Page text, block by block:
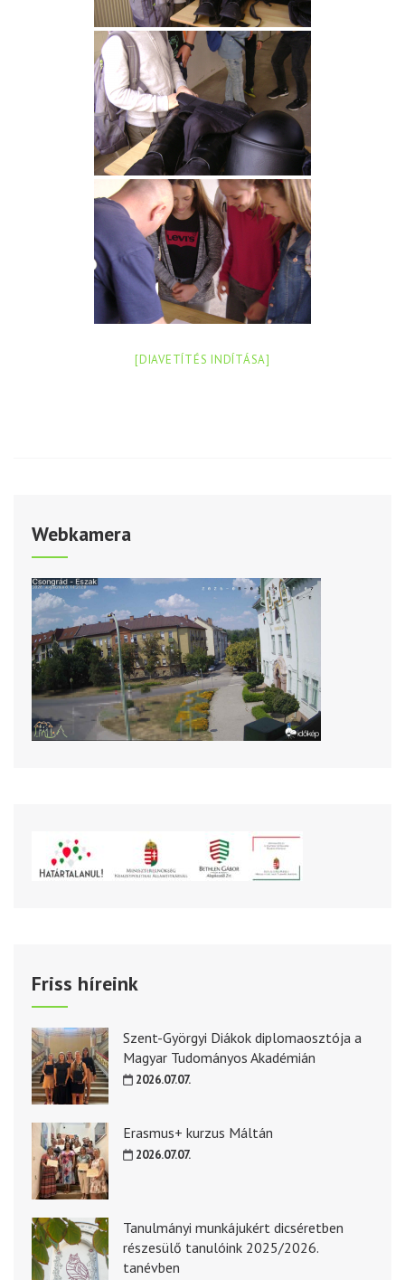
[DIAVETÍTÉS INDÍTÁSA]
Webkamera
Friss híreink
Szent-Györgyi Diákok diplomaosztója a
Magyar Tudományos Akadémián
2026.07.07.
Erasmus+ kurzus Máltán
2026.07.07.
Tanulmányi munkájukért dicséretben
részesülő tanulóink 2025/2026.
tanévben